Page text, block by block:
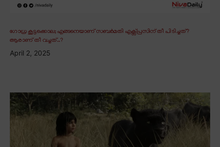
ഗോധ്ര കൂട്ടക്കൊല; എങ്ങനെയാണ് സബർമതി എക്സ്പ്രസിന് തീ പിടിച്ചത്?
ആരാണ് തീ വച്ചത്..?
April 2, 2025